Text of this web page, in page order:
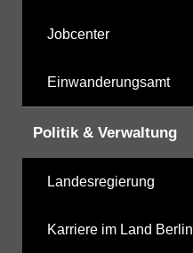
Jobcenter
Einwanderungsamt
Politik & Verwaltung
Landesregierung
Karriere im Land Berlin